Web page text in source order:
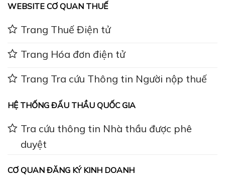
WEBSITE CƠ QUAN THUẾ
Trang Thuế Điện tử
Trang Hóa đơn điện tử
Trang Tra cứu Thông tin Người nộp thuế
HỆ THỐNG ĐẤU THẦU QUỐC GIA
Tra cứu thông tin Nhà thầu được phê
duyệt
CƠ QUAN ĐĂNG KÝ KINH DOANH